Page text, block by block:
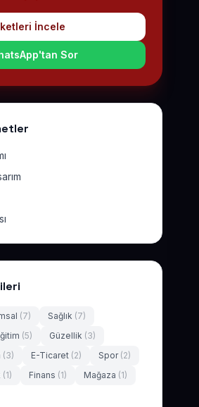
İncele
Sor
(7) Sağlık (7)
(5) Güzellik (3)
(3) E-Ticaret (2) Spor (2)
(1) Finans (1) Mağaza (1)